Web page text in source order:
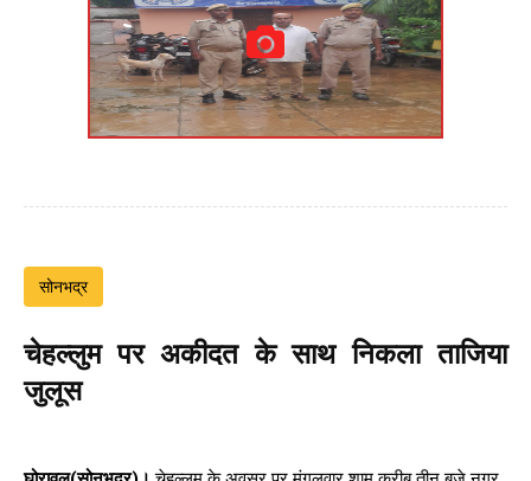
सोनभद्र
चेहल्लुम पर अकीदत के साथ निकला ताजिया
जुलूस